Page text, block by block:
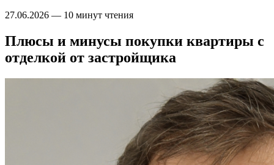
27.06.2026 — 10 минут чтения
Плюсы и минусы покупки квартиры с
отделкой от застройщика